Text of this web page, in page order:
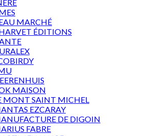
MARCHÉ
ÉDITIONS
MAISON
MONT SAINT MICHEL
EZCARAY
DE DIGOIN
FABRE